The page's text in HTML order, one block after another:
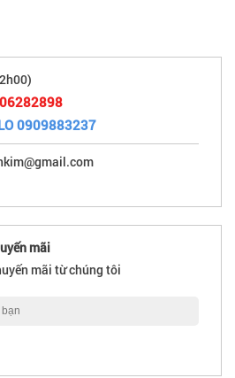
0909883237
mãi
mãi từ chúng tôi